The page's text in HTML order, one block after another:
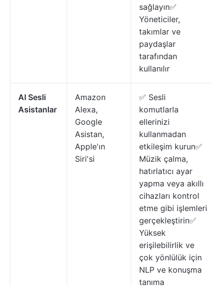
sağlayın✅
Yöneticiler,
takımlar ve
paydaşlar
tarafından
kullanılır
AI Sesli
Asistanlar
Amazon
Alexa,
Google
Asistan,
Apple'ın
Siri'si
✅ Sesli
komutlarla
ellerinizi
kullanmadan
etkileşim kurun✅
Müzik çalma,
hatırlatıcı ayar
yapma veya akıllı
cihazları kontrol
etme gibi işlemleri
gerçekleştirin✅
Yüksek
erişilebilirlik ve
çok yönlülük için
NLP ve konuşma
tanıma